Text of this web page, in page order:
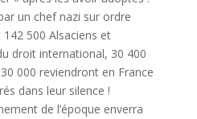
un chef nazi sur ordre
500 Alsaciens et
droit international, 30 400
000 reviendront en France
dans leur silence !
de l’époque enverra